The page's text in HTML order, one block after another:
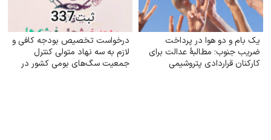
یک بام و دو هوا در پرداخت
ضریب جنوب؛ مطالبهٔ عدالت برای
کارکنان قراردادی پتروشیمی
درخواست تخصیص بودجه کافی و
لازم به سه نهاد متولی کنترل
جمعیت سگ‌های بومی کشور در